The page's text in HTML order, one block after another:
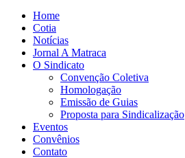
Home
Cotia
Notícias
Jornal A Matraca
O Sindicato
Convenção Coletiva
Homologação
Emissão de Guias
Proposta para Sindicalização
Eventos
Convênios
Contato